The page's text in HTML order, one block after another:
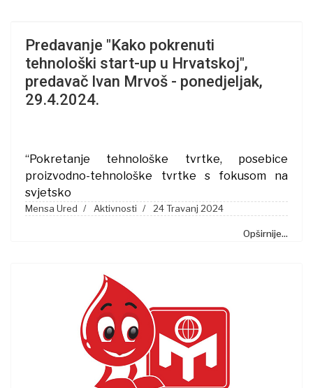
Predavanje "Kako pokrenuti
tehnološki start-up u Hrvatskoj",
predavač Ivan Mrvoš - ponedjeljak,
29.4.2024.
“Pokretanje tehnološke tvrtke, posebice
proizvodno-tehnološke tvrtke s fokusom na
svjetsko
Mensa Ured Aktivnosti 24 Travanj 2024
Opširnije...